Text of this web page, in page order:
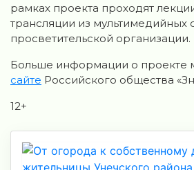
рамках проекта проходят
трансляции из мультимедийных
просветительской организации.
Больше информации о проекте
сайте Российского общества
12+